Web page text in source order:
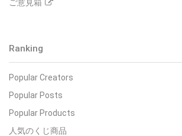
ご意見箱
Ranking
Popular Creators
Popular Posts
Popular Products
人気のくじ商品